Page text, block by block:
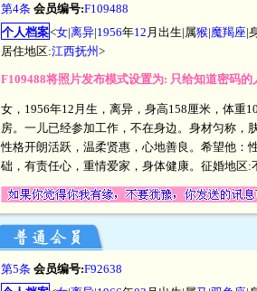
第4条 会员编号:F109488
个人档案<女|离异|1956年12 月出生|属猴|魔羯座|
居住地区:江西抚州>
F109488将照片发布模式设置为: 只给知道密码的
女，1956年12月生，离异，身高158厘米，体重
房。一儿已经参加工作，不在身边。身材匀称，
性格开朗活跃，温柔贤惠，心地善良。希望他：
础，有责任心，重情爱家，身体健康。征婚地区:
第5条 会员编号:F92638